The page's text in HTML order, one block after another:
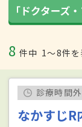
8 件中 1〜8件
診療時間外
なかすじR